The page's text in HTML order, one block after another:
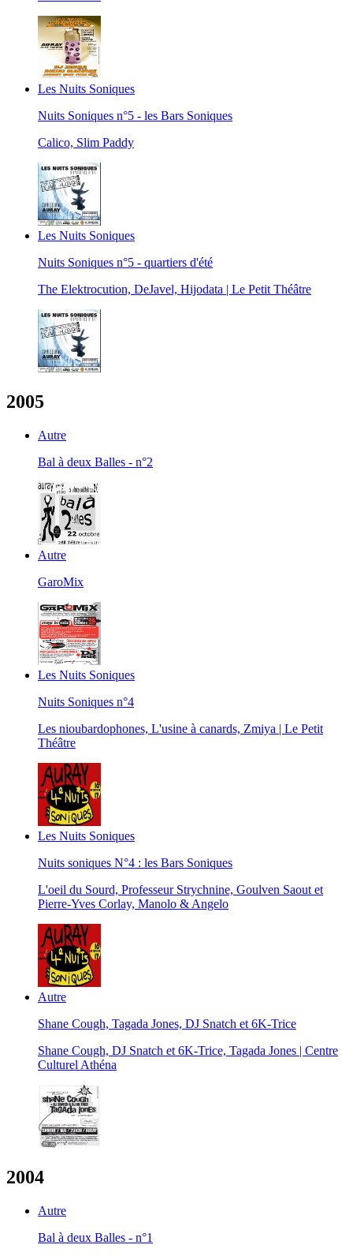
Les Nuits Soniques
Nuits Soniques n°5 - les Bars Soniques
Calico, Slim Paddy
Les Nuits Soniques
Nuits Soniques n°5 - quartiers d'été
The Elektrocution, DeJavel, Hijodata | Le Petit Théâtre
2005
Autre
Bal à deux Balles - n°2
Autre
GaroMix
Les Nuits Soniques
Nuits Soniques n°4
Les nioubardophones, L'usine à canards, Zmiya | Le Petit
Théâtre
Les Nuits Soniques
Nuits soniques N°4 : les Bars Soniques
L'oeil du Sourd, Professeur Strychnine, Goulven Saout et
Pierre-Yves Corlay, Manolo & Angelo
Autre
Shane Cough, Tagada Jones, DJ Snatch et 6K-Trice
Shane Cough, DJ Snatch et 6K-Trice, Tagada Jones | Centre
Culturel Athéna
2004
Autre
Bal à deux Balles - n°1